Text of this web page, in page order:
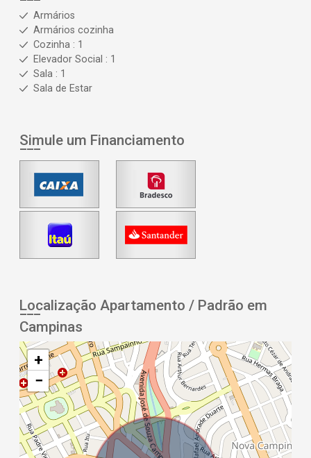
Armários
Armários cozinha
Cozinha : 1
Elevador Social : 1
Sala : 1
Sala de Estar
Simule um Financiamento
Localização Apartamento / Padrão em
Campinas
+
−